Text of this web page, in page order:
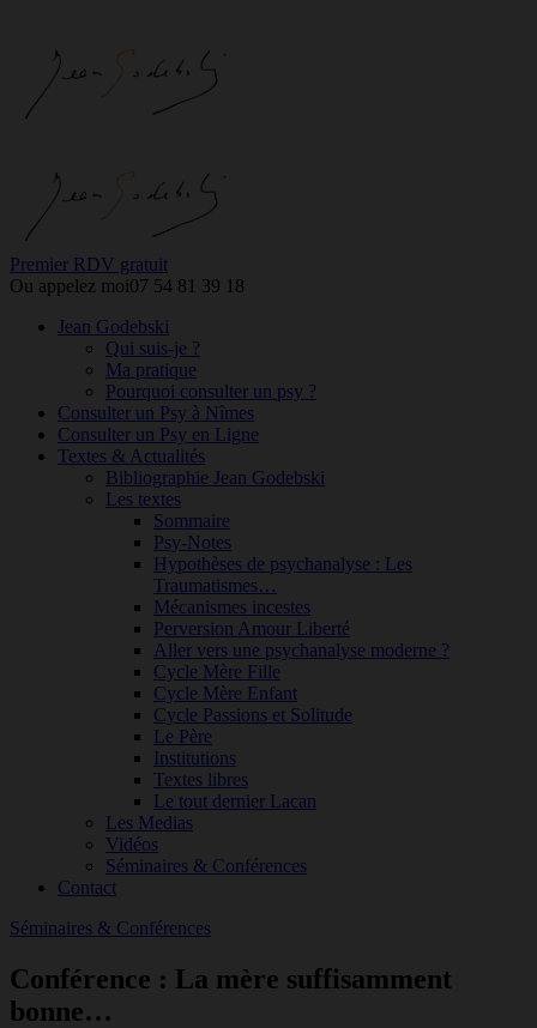
Premier RDV gratuit
Ou appelez moi07 54 81 39 18
Jean Godebski
Qui suis-je ?
Ma pratique
Pourquoi consulter un psy ?
Consulter un Psy à Nîmes
Consulter un Psy en Ligne
Textes & Actualités
Bibliographie Jean Godebski
Les textes
Sommaire
Psy-Notes
Hypothèses de psychanalyse : Les
Traumatismes…
Mécanismes incestes
Perversion Amour Liberté
Aller vers une psychanalyse moderne ?
Cycle Mère Fille
Cycle Mère Enfant
Cycle Passions et Solitude
Le Père
Institutions
Textes libres
Le tout dernier Lacan
Les Medias
Vidéos
Séminaires & Conférences
Contact
Séminaires & Conférences
Conférence : La mère suffisamment
bonne…